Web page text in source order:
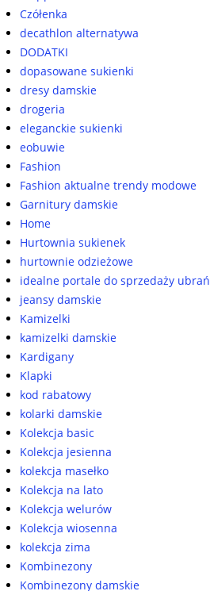
Czółenka
decathlon alternatywa
DODATKI
dopasowane sukienki
dresy damskie
drogeria
eleganckie sukienki
eobuwie
Fashion
Fashion aktualne trendy modowe
Garnitury damskie
Home
Hurtownia sukienek
hurtownie odzieżowe
idealne portale do sprzedaży ubrań
jeansy damskie
Kamizelki
kamizelki damskie
Kardigany
Klapki
kod rabatowy
kolarki damskie
Kolekcja basic
Kolekcja jesienna
kolekcja masełko
Kolekcja na lato
Kolekcja welurów
Kolekcja wiosenna
kolekcja zima
Kombinezony
Kombinezony damskie